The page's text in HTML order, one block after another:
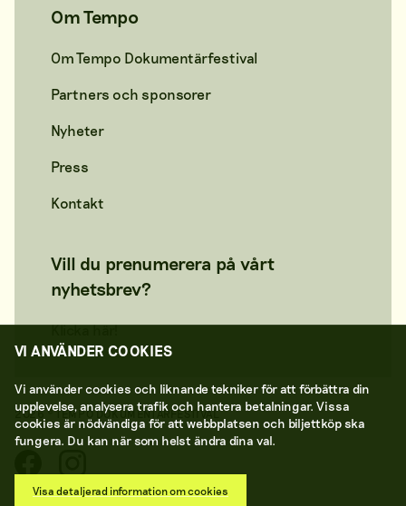
Om Tempo
Om Tempo Dokumentärfestival
Partners och sponsorer
Nyheter
Press
Kontakt
Vill du prenumerera på vårt
nyhetsbrev?
Klicka här!
2026 © TEMPO DOKUMENTÄRFESTIVAL
VI ANVÄNDER COOKIES
Vi använder cookies och liknande tekniker för att förbättra din
upplevelse, analysera trafik och hantera betalningar. Vissa
cookies är nödvändiga för att webbplatsen och biljettköp ska
fungera. Du kan när som helst ändra dina val.
Visa detaljerad information om cookies